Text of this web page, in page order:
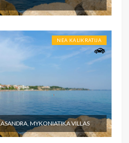
NEA KALIKRATIJA
MYKONIATIKA VILLAS